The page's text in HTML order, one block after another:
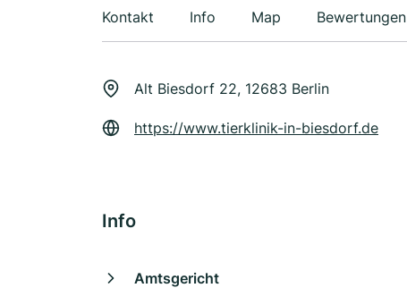
Kontakt Info Map Bewertungen
Alt Biesdorf 22, 12683 Berlin
https://www.tierklinik-in-biesdorf.de
Info
Amtsgericht